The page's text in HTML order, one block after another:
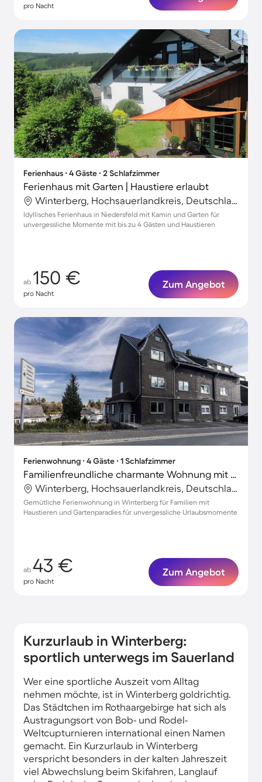
pro Nacht
Ferienhaus ∙ 4 Gäste ∙ 2 Schlafzimmer
Ferienhaus mit Garten | Haustiere erlaubt
Winterberg, Hochsauerlandkreis, Deutschland
Idyllisches Ferienhaus in Niedersfeld mit Kamin und Garten für
unvergessliche Momente mit bis zu 4 Gästen und Haustieren
ab 150 €
pro Nacht
Zum Angebot
Ferienwohnung ∙ 4 Gäste ∙ 1 Schlafzimmer
Familienfreundliche charmante Wohnung mit Garten | Haustiere erlaubt
Winterberg, Hochsauerlandkreis, Deutschland
Gemütliche Ferienwohnung in Winterberg für Familien mit
Haustieren und Gartenparadies für unvergessliche Urlaubsmomente
ab 43 €
pro Nacht
Zum Angebot
Kurzurlaub in Winterberg:
sportlich unterwegs im Sauerland
Wer eine sportliche Auszeit vom Alltag
nehmen möchte, ist in Winterberg goldrichtig.
Das Städtchen im Rothaargebirge hat sich als
Austragungsort von Bob- und Rodel-
Weltcupturnieren international einen Namen
gemacht. Ein Kurzurlaub in Winterberg
verspricht besonders in der kalten Jahreszeit
viel Abwechslung beim Skifahren, Langlauf